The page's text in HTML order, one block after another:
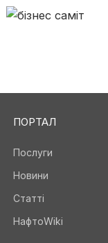
ПОРТАЛ
Послуги
Новини
Статті
НафтоWiki